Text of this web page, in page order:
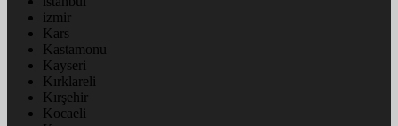
izmir
Kars
Kastamonu
Kayseri
Kırklareli
Kırşehir
Kocaeli